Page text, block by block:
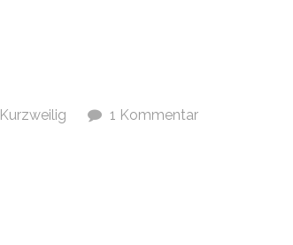
Kurzweilig 1 Kommentar